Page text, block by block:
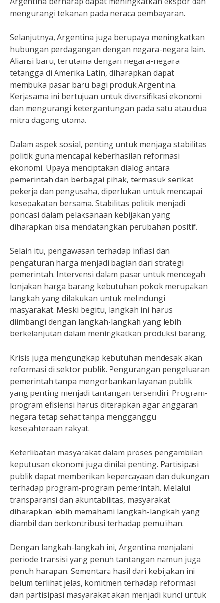
mengurangi tekanan pada neraca pembayaran.
Selanjutnya, Argentina juga berupaya meningkatkan
hubungan perdagangan dengan negara-negara lain.
Aliansi baru, terutama dengan negara-negara
tetangga di Amerika Latin, diharapkan dapat
membuka pasar baru bagi produk Argentina.
Kerjasama ini bertujuan untuk diversifikasi ekonomi
dan mengurangi ketergantungan pada satu atau dua
mitra dagang utama.
Dalam aspek sosial, penting untuk menjaga stabilitas
politik guna mencapai keberhasilan reformasi
ekonomi. Upaya menciptakan dialog antara
pemerintah dan berbagai pihak, termasuk serikat
pekerja dan pengusaha, diperlukan untuk mencapai
kesepakatan bersama. Stabilitas politik menjadi
pondasi dalam pelaksanaan kebijakan yang
diharapkan bisa mendatangkan perubahan positif.
Selain itu, pengawasan terhadap inflasi dan
pengaturan harga menjadi bagian dari strategi
pemerintah. Intervensi dalam pasar untuk mencegah
lonjakan harga barang kebutuhan pokok merupakan
langkah yang dilakukan untuk melindungi
masyarakat. Meski begitu, langkah ini harus
diimbangi dengan langkah-langkah yang lebih
berkelanjutan dalam meningkatkan produksi barang.
Krisis juga mengungkap kebutuhan mendesak akan
reformasi di sektor publik. Pengurangan pengeluaran
pemerintah tanpa mengorbankan layanan publik
yang penting menjadi tantangan tersendiri. Program-
program efisiensi harus diterapkan agar anggaran
negara tetap sehat tanpa mengganggu
kesejahteraan rakyat.
Keterlibatan masyarakat dalam proses pengambilan
keputusan ekonomi juga dinilai penting. Partisipasi
publik dapat memberikan kepercayaan dan dukungan
terhadap program-program pemerintah. Melalui
transparansi dan akuntabilitas, masyarakat
diharapkan lebih memahami langkah-langkah yang
diambil dan berkontribusi terhadap pemulihan.
Dengan langkah-langkah ini, Argentina menjalani
periode transisi yang penuh tantangan namun juga
penuh harapan. Sementara hasil dari kebijakan ini
belum terlihat jelas, komitmen terhadap reformasi
dan partisipasi masyarakat akan menjadi kunci untuk